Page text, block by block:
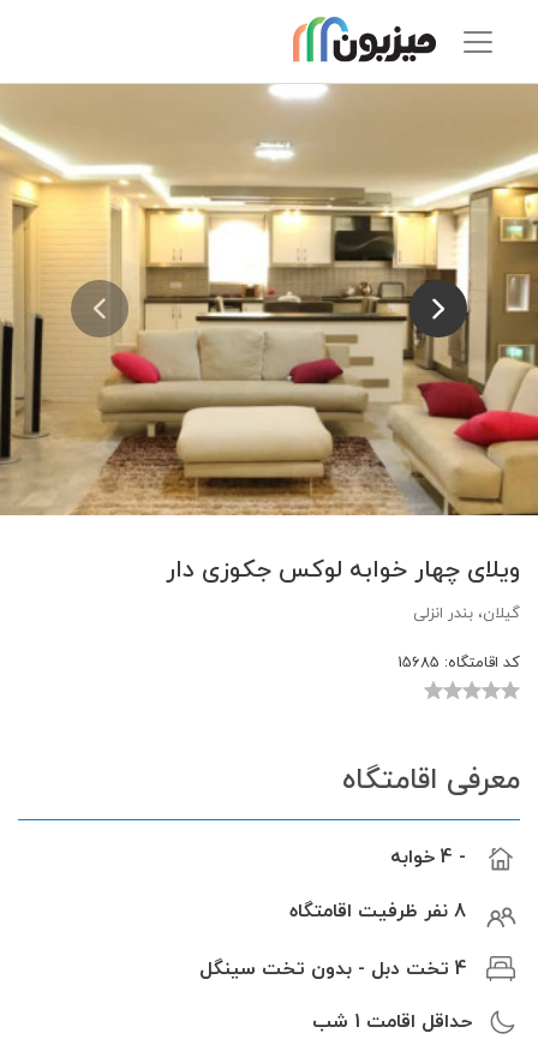
ويلای چهار خوابه لوكس جكوزی دار
گیلان، بندر انزلی
کد اقامتگاه:
معرفی اقامتگاه
- 4 خوابه
8 نفر ظرفیت اقامتگاه
4 تخت دبل - بدون تخت سینگل
حداقل اقامت 1 شب